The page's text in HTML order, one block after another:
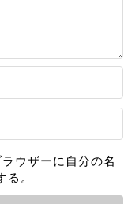
ウザーに自分の名
。